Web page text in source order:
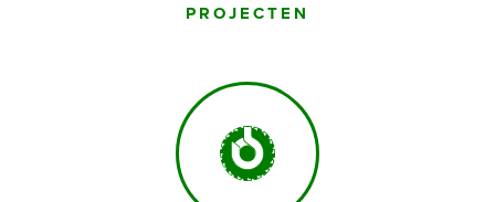
PROJECTEN